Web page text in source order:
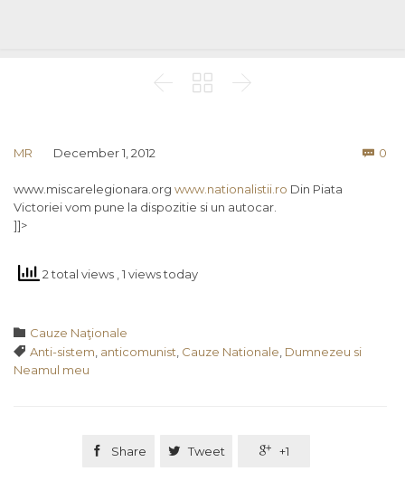
  
MR December 1, 2012  0
www.miscarelegionara.org www.nationalistii.ro Din Piata
Victoriei vom pune la dispozitie si un autocar.
]]>
2 total views , 1 views today
 Category
Cauze Naţionale
 Tags
Anti-sistem anticomunist Cauze Nationale Dumnezeu si
Neamul meu
 Share  Tweet  +1